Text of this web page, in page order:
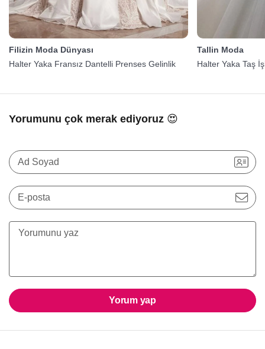
Filizin Moda Dünyası
Halter Yaka Fransız Dantelli Prenses Gelinlik
Tallin Moda
Halter Yaka Taş
Yorumunu çok merak ediyoruz 😍
Ad Soyad
E-posta
Yorum yap